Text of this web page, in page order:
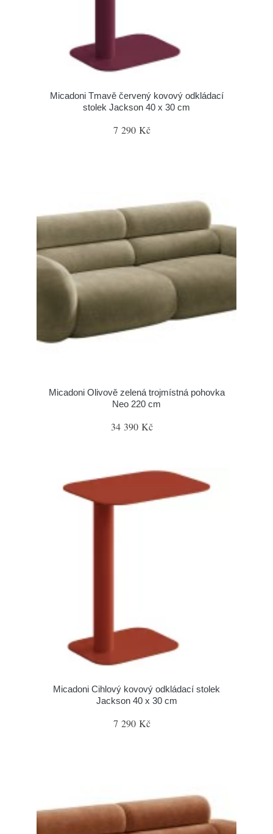
Micadoni Tmavě červený kovový odkládací
stolek Jackson 40 x 30 cm
7 290 Kč
Micadoni Olivově zelená trojmístná pohovka
Neo 220 cm
34 390 Kč
Micadoni Cihlový kovový odkládací stolek
Jackson 40 x 30 cm
7 290 Kč